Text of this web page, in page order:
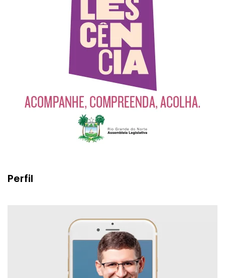
Perfil